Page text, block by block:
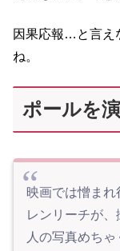
因果応報…と言え
ね。
ポールを
映画では憎ま
レンリーチが
人の写真めち